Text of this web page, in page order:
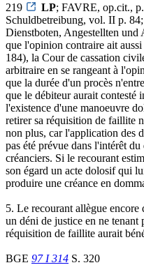
219
LP; FAVRE, op.cit.,
Schuldbetreibung, vol. II p.
Dienstboten, Angestellten
que l'opinion contraire ait
184), la Cour de cassation
arbitraire en se rangeant à
que la durée d'un procès
que le débiteur aurait contesté
l'existence d'une manoeuvre
retirer sa réquisition de faillite
non plus, car l'application des
pas été prévue dans l'intérêt
créanciers. Si le recourant
son égard un acte dolosif qui
produire une créance en
5. Le recourant allègue encore
un déni de justice en ne tenant
réquisition de faillite aurait
BGE 97 I 314 S. 320